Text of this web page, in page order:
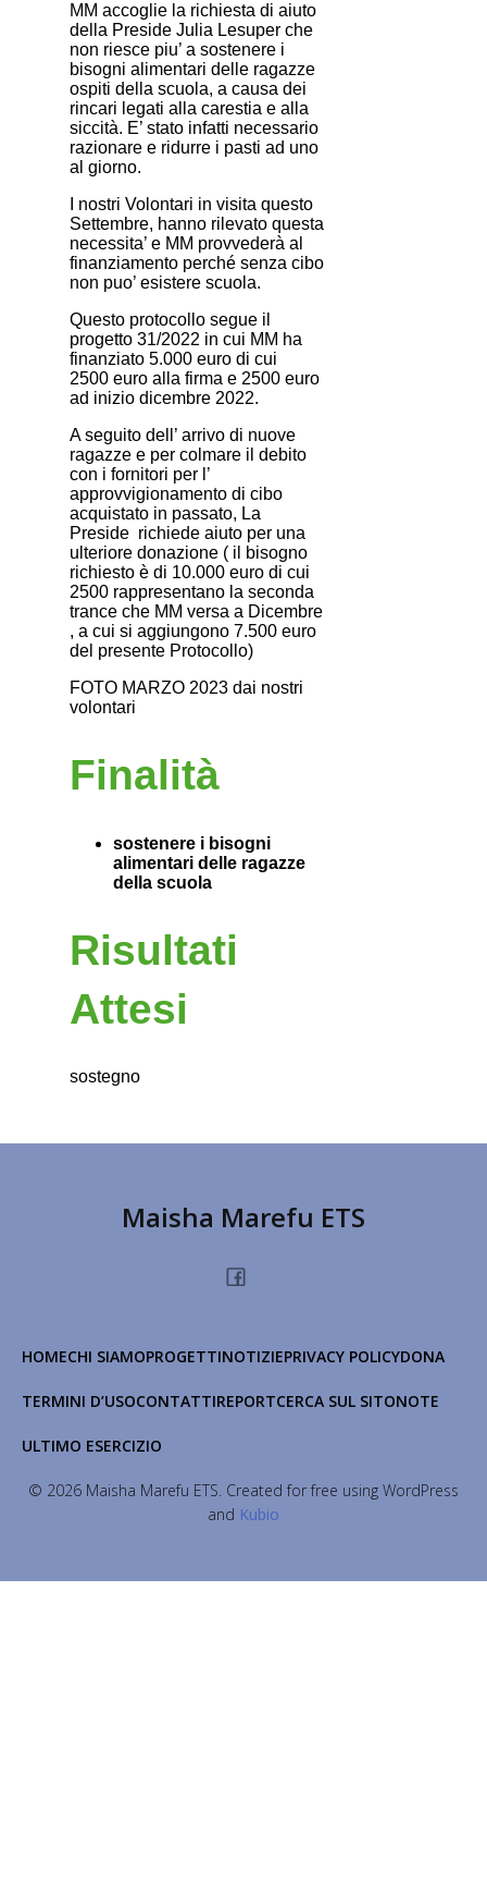
MM accoglie la richiesta di aiuto
della Preside Julia Lesuper che
non riesce piu’ a sostenere i
bisogni alimentari delle ragazze
ospiti della scuola, a causa dei
rincari legati alla carestia e alla
siccità. E’ stato infatti necessario
razionare e ridurre i pasti ad uno
al giorno.
I nostri Volontari in visita questo
Settembre, hanno rilevato questa
necessita’ e MM provvederà al
finanziamento perché senza cibo
non puo’ esistere scuola.
Questo protocollo segue il
progetto 31/2022 in cui MM ha
finanziato 5.000 euro di cui
2500 euro alla firma e 2500 euro
ad inizio dicembre 2022.
A seguito dell’ arrivo di nuove
ragazze e per colmare il debito
con i fornitori per l’
approvvigionamento di cibo
acquistato in passato, La
Preside richiede aiuto per una
ulteriore donazione ( il bisogno
richiesto è di 10.000 euro di cui
2500 rappresentano la seconda
trance che MM versa a Dicembre
, a cui si aggiungono 7.500 euro
del presente Protocollo)
FOTO MARZO 2023 dai nostri
volontari
Finalità
sostenere i bisogni
alimentari delle ragazze
della scuola
Risultati
Attesi
sostegno
Maisha Marefu ETS
HOMECHI SIAMOPROGETTINOTIZIEPRIVACY POLICYDONA
TERMINI D’USOCONTATTIREPORTCERCA SUL SITONOTE
ULTIMO ESERCIZIO
© 2026 Maisha Marefu ETS. Created for free using WordPress
and Kubio